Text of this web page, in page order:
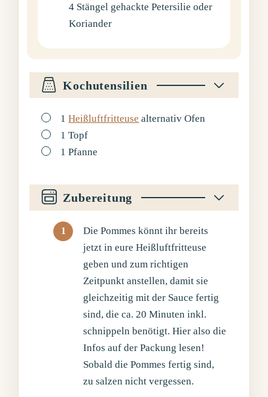
4 Stängel gehackte Petersilie oder
Koriander
Kochutensilien
▢
1Heißluftfritteuse alternativ Ofen
▢
1 Topf
▢
1 Pfanne
Zubereitung
Die Pommes könnt ihr bereits
jetzt in eure Heißluftfritteuse
geben und zum richtigen
Zeitpunkt anstellen, damit sie
gleichzeitig mit der Sauce fertig
sind, die ca. 20 Minuten inkl.
schnippeln benötigt. Hier also die
Infos auf der Packung lesen!
Sobald die Pommes fertig sind,
zu salzen nicht vergessen.